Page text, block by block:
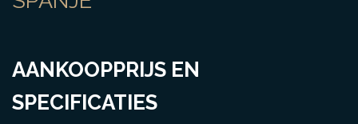
AANKOOPPRIJS EN
SPECIFICATIES